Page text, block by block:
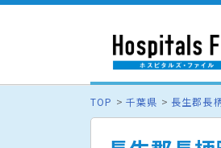
TOP 千葉県 長生郡長